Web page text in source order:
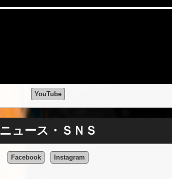
YouTube
ニュース・ＳＮＳ
Facebook Instagram